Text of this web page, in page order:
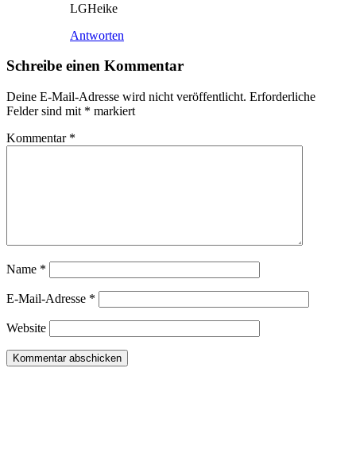
LGHeike
Antworten
Schreibe einen Kommentar
Deine E-Mail-Adresse wird nicht veröffentlicht. Erforderliche
Felder sind mit * markiert
Kommentar *
Name *
E-Mail-Adresse *
Website